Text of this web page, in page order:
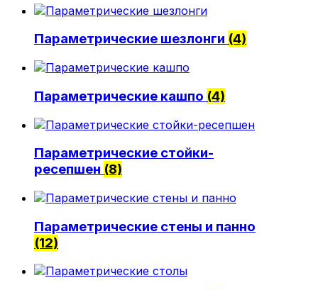
Политика конфиденциальности
0
В корзине нет товаров.
Параметрические шезлонги (4)
Параметрические кашпо (4)
Параметрические стойки-
ресепшен (8)
Параметрические стены и панно
(12)